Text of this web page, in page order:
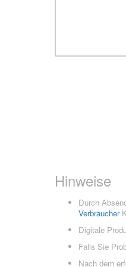
Hinweise
Durch
Verbraucher
Digitale
Falls Sie
Nach dem